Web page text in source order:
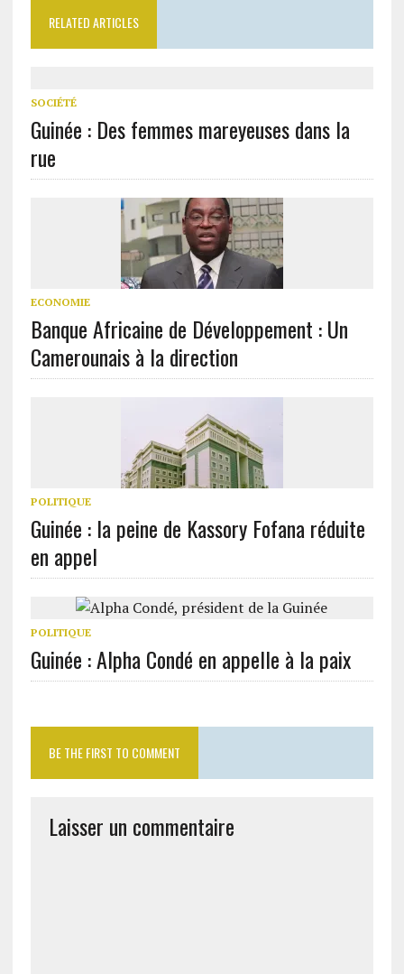
RELATED ARTICLES
SOCIÉTÉ
Guinée : Des femmes mareyeuses dans la
rue
ECONOMIE
Banque Africaine de Développement : Un
Camerounais à la direction
POLITIQUE
Guinée : la peine de Kassory Fofana réduite
en appel
POLITIQUE
Guinée : Alpha Condé en appelle à la paix
BE THE FIRST TO COMMENT
Laisser un commentaire